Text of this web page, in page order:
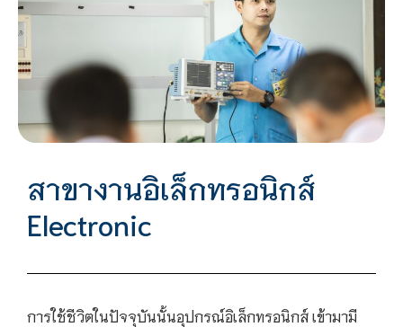
สาขางานอิเล็กทรอนิกส์
Electronic
การใช้ชีวิตในปัจจุบันนั้นอุปกรณ์อิเล็กทรอนิกส์ เข้ามามี